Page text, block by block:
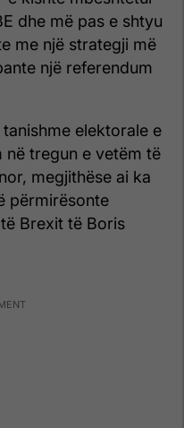
dhe më pas e shtyu
me një strategji më
një referendum
elektorale e
tregun e vetëm të
megjithëse ai ka
përmirësonte
Brexit të Boris